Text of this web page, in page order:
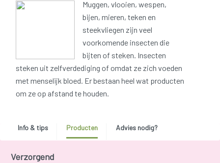
Muggen, vlooien, wespen,
bijen, mieren, teken en
steekvliegen zijn veel
voorkomende insecten die
bijten of steken. Insecten
steken uit zelfverdediging of omdat ze zich voeden
met menselijk bloed. Er bestaan heel wat producten
om ze op afstand te houden.
Info & tips Producten Advies nodig?
Verzorgend